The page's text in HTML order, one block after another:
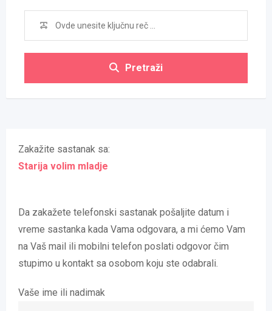
Pretraži
Zakažite sastanak sa:
Starija volim mladje
Da zakažete telefonski sastanak pošaljite datum i
vreme sastanka kada Vama odgovara, a mi ćemo Vam
na Vaš mail ili mobilni telefon poslati odgovor čim
stupimo u kontakt sa osobom koju ste odabrali.
Vaše ime ili nadimak